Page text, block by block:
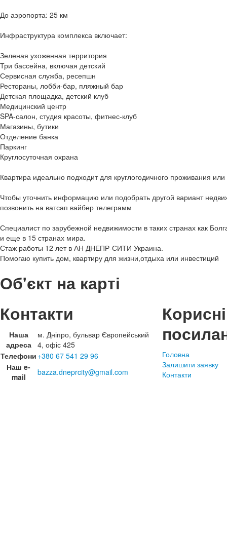
До аэропорта: 25 км
Инфраструктура комплекса включает:
Зеленая ухоженная территория
Три бассейна, включая детский
Сервисная служба, ресепшн
Рестораны, лобби-бар, пляжный бар
Детская площадка, детский клуб
Медицинский центр
SPA-салон, студия красоты, фитнес-клуб
Магазины, бутики
Отделение банка
Паркинг
Круглосуточная охрана
Квартира идеально подходит для круглогодичного проживания
Чтобы уточнить информацию или подобрать другой вариант
позвонить на ватсап вайбер телеграмм
Специалист по зарубежной недвижимости в таких странах как
и еще в 15 странах мира.
Стаж работы 12 лет в АН ДНЕПР-СИТИ Украина.
Помогаю купить дом, квартиру для жизни,отдыха или инвестиций
Об'єкт на карті
Контакти
Наша
адреса
м. Дніпро, бульвар Європейський
4, офіс 425
Телефони +380 67 541 29 96
Наш e-
mail
bazza.dneprcity@gmail.com
Корисні
Головна
Залишити заявку
Контакти